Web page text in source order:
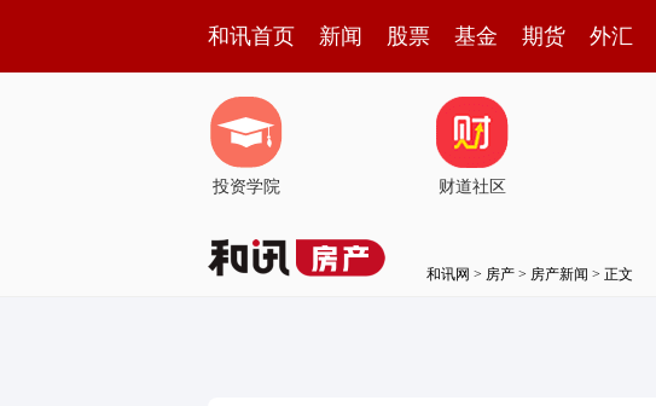
和讯首页 新闻 股票 基金 期货 外汇
投资学院 财道社区
和讯网 > 房产 > 房产新闻 > 正文